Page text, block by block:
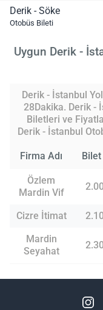
Derik - Söke
Otobüs Bileti
Uygun Derik -
Derik - İstanbul
28Dakika. Derik -
Biletleri ve
Derik - İstanbul
Firma Adı Bilet
Özlem
Mardin Vif
Cizre İtimat
Mardin
Seyahat